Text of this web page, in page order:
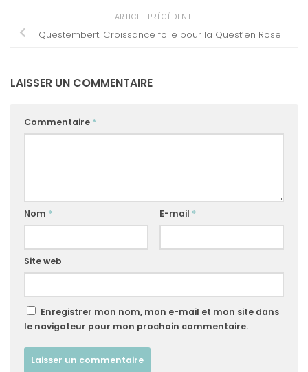
ARTICLE PRÉCÉDENT
Questembert. Croissance folle pour la Quest’en Rose
LAISSER UN COMMENTAIRE
Commentaire *
Nom * E-mail *
Site web
Enregistrer mon nom, mon e-mail et mon site dans
le navigateur pour mon prochain commentaire.